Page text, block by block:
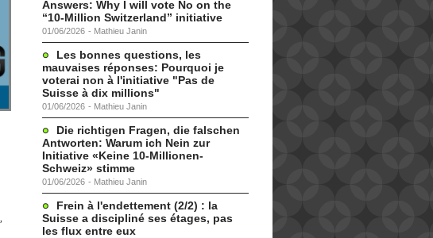
Answers: Why I will vote No on the
“10-Million Switzerland” initiative
01/06/2026 - Mathieu Janin
Les bonnes questions, les
mauvaises réponses: Pourquoi je
voterai non à l'initiative "Pas de
Suisse à dix millions"
01/06/2026 - Mathieu Janin
Die richtigen Fragen, die falschen
Antworten: Warum ich Nein zur
Initiative «Keine 10-Millionen-
Schweiz» stimme
01/06/2026 - Mathieu Janin
Frein à l'endettement (2/2) : la
Suisse a discipliné ses étages, pas
les flux entre eux